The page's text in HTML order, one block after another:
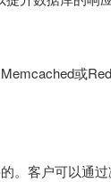
或
。客户可以通